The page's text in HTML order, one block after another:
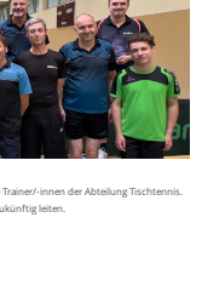
innen der Abteilung Tischtennis.
leiten.